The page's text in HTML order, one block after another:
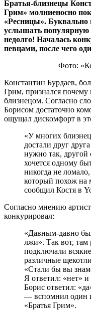
Братья-близнецы
Грим» молниеносно
«Ресницы». Буквально
услышать популярную
недолго! Началась
певцами, после чего
Фото:
Константин Бурдаев,
Грим, признался почему
близнецом. Согласно
Борисом достаточно
ощущал дискомфорт в
«У многих
достали друг
нужно так, другой
хочется одному
никогда не
который похож на
сообщил Костя в
Согласно мнению
конкурировал:
«Давным-давно
лжи». Так вот, там
подключали
различные
«Стали бы вы
Я ответил: «нет» и
Борис ответил:
— вспомнил один
«Братья Грим».